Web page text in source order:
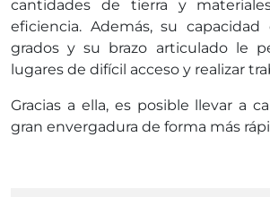
cantidades de tierra y
eficiencia. Además, su
grados y su brazo articulado le
lugares de difícil acceso y realizar
Gracias a ella, es posible llevar a
gran envergadura de forma más